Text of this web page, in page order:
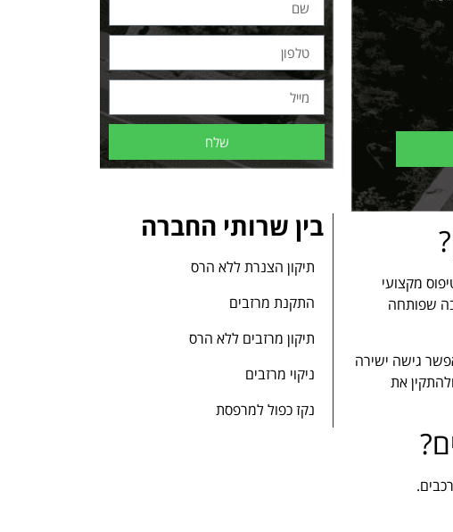
מקצועי
שפותחה
גישה ישירה
את
שלח
בין שרותי החברה
תיקון הצנרת ללא הרס
התקנת מרזבים
תיקון מרזבים ללא הרס
ניקוי מרזבים
נקז כפול למרפסת